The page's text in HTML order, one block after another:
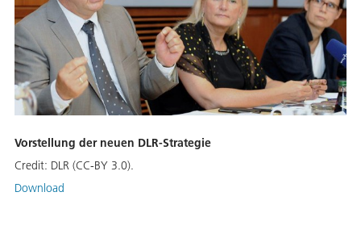
Vorstellung der neuen DLR-Strategie
Credit: DLR (CC-BY 3.0).
Download